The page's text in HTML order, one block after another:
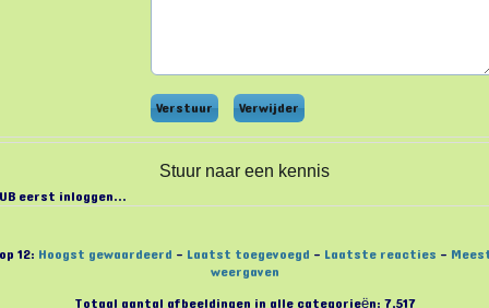
Stuur naar een kennis
eerst inloggen...
12: Hoogst gewaardeerd - Laatst toegevoegd - Laatste reacties -
weergaven